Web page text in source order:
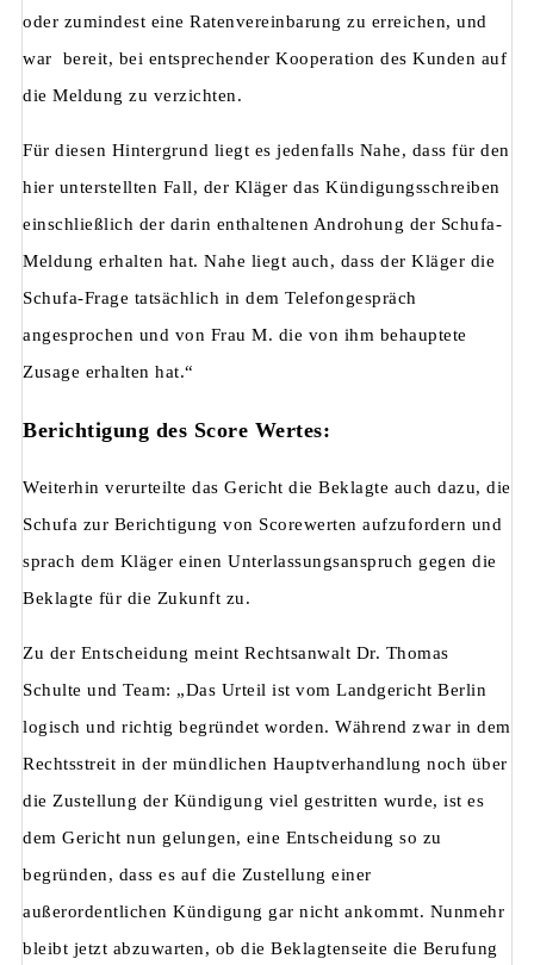
oder zumindest eine Ratenvereinbarung zu erreichen, und
war bereit, bei entsprechender Kooperation des Kunden auf
die Meldung zu verzichten.
Für diesen Hintergrund liegt es jedenfalls Nahe, dass für den
hier unterstellten Fall, der Kläger das Kündigungsschreiben
einschließlich der darin enthaltenen Androhung der Schufa-
Meldung erhalten hat. Nahe liegt auch, dass der Kläger die
Schufa-Frage tatsächlich in dem Telefongespräch
angesprochen und von Frau M. die von ihm behauptete
Zusage erhalten hat.“
Berichtigung des Score Wertes:
Weiterhin verurteilte das Gericht die Beklagte auch dazu, die
Schufa zur Berichtigung von Scorewerten aufzufordern und
sprach dem Kläger einen Unterlassungsanspruch gegen die
Beklagte für die Zukunft zu.
Zu der Entscheidung meint Rechtsanwalt Dr. Thomas
Schulte und Team: „Das Urteil ist vom Landgericht Berlin
logisch und richtig begründet worden. Während zwar in dem
Rechtsstreit in der mündlichen Hauptverhandlung noch über
die Zustellung der Kündigung viel gestritten wurde, ist es
dem Gericht nun gelungen, eine Entscheidung so zu
begründen, dass es auf die Zustellung einer
außerordentlichen Kündigung gar nicht ankommt. Nunmehr
bleibt jetzt abzuwarten, ob die Beklagtenseite die Berufung